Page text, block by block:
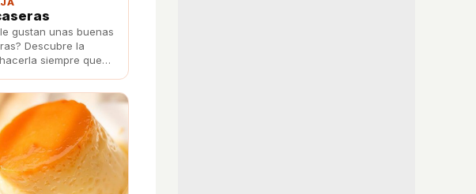
gustan unas buenas
Descubre la
siempre que